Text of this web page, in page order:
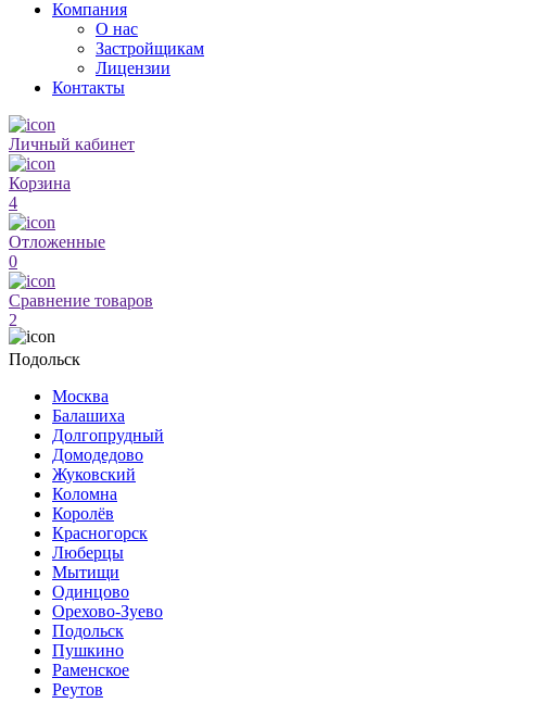
Компания
О нас
Застройщикам
Лицензии
Контакты
Личный кабинет
Корзина
4
Отложенные
0
Сравнение товаров
2
Подольск
Москва
Балашиха
Долгопрудный
Домодедово
Жуковский
Коломна
Королёв
Красногорск
Люберцы
Мытищи
Одинцово
Орехово-Зуево
Подольск
Пушкино
Раменское
Реутов